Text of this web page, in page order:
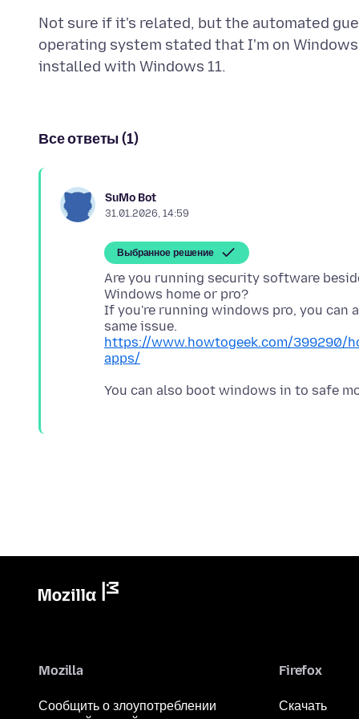
Not sure if it's related, but the automated
operating system stated that I'm on
Все ответы (1)
SuMo Bot
31.01.2026, 14:59
Выбранное решение
Are you running security software
Windows home or pro?
If you're running windows pro, you can
https://www.howtogeek.com/399290/
apps/
Mozilla
Сообщить о злоупотреблении
Firefox
Скачать